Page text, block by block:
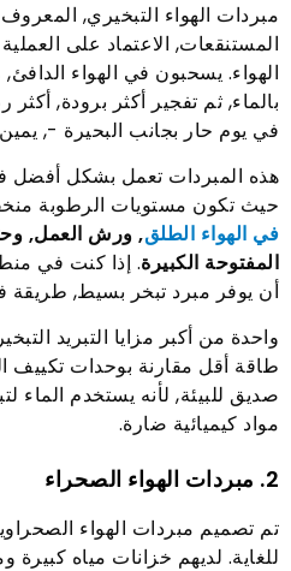
مبردات الهواء التبخيري,
المستنقعات, الاعتماد على العملية
الهواء. يسحبون في الهواء
بالماء, ثم تفجير أكثر برودة,
في يوم حار بجانب البحيرة -,
هذه المبردات تعمل بشكل أفضل
حيث تكون مستويات الرطوبة
في الهواء الطلق, ورش العمل,
المفتوحة الكبيرة. إذا كنت في
أن يوفر مبرد تبخر بسيط, طريقة
واحدة من أكبر مزايا التبريد
طاقة أقل مقارنة بوحدات تكييف
صديق للبيئة, لأنه يستخدم الماء
مواد كيميائية ضارة.
2. مبردات الهواء الصحراء
تم تصميم مبردات الهواء
للغاية. لديهم خزانات مياه